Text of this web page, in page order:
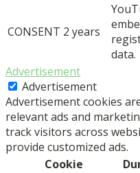
CONSENT 2 years
data.
Advertisement
Advertisement
Advertisement cookies
relevant ads and
track visitors across
provide customized ads.
Cookie